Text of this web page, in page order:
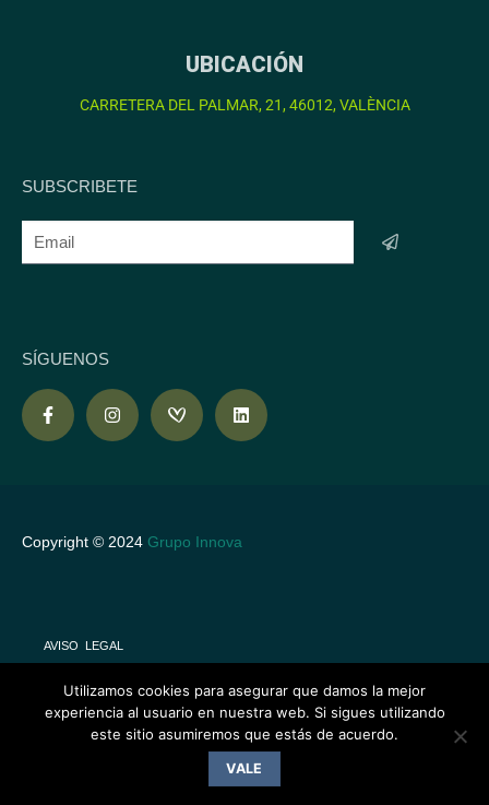
UBICACIÓN
CARRETERA DEL PALMAR, 21, 46012, VALÈNCIA
SUBSCRIBETE
SÍGUENOS
Copyright © 2024 Grupo Innova
AVISO LEGAL
CONDICIONES DE VENTA
Utilizamos cookies para asegurar que damos la mejor
experiencia al usuario en nuestra web. Si sigues utilizando
este sitio asumiremos que estás de acuerdo.
VALE